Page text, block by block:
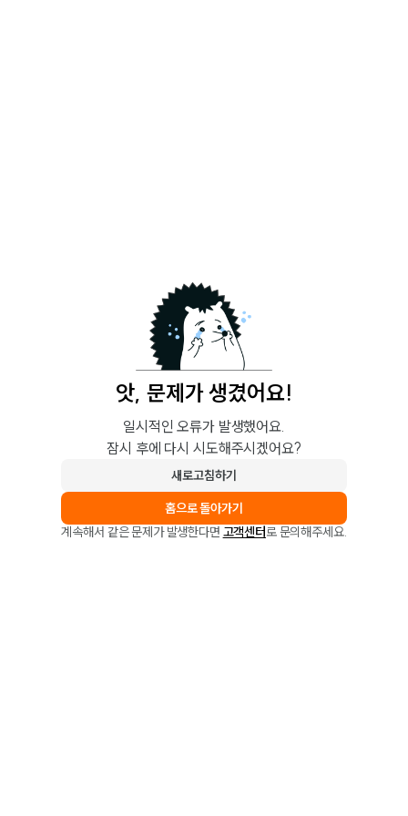
앗, 문제가 생겼어요!
일시적인 오류가 발생했어요.
잠시 후에 다시 시도해주시겠어요?
새로고침하기
홈으로 돌아가기
계속해서 같은 문제가 발생한다면 고객센터로 문의해주세요.